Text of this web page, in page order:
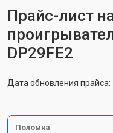
Прайс-лист
DP29FE2
Дата обновления прайса:
Поломка